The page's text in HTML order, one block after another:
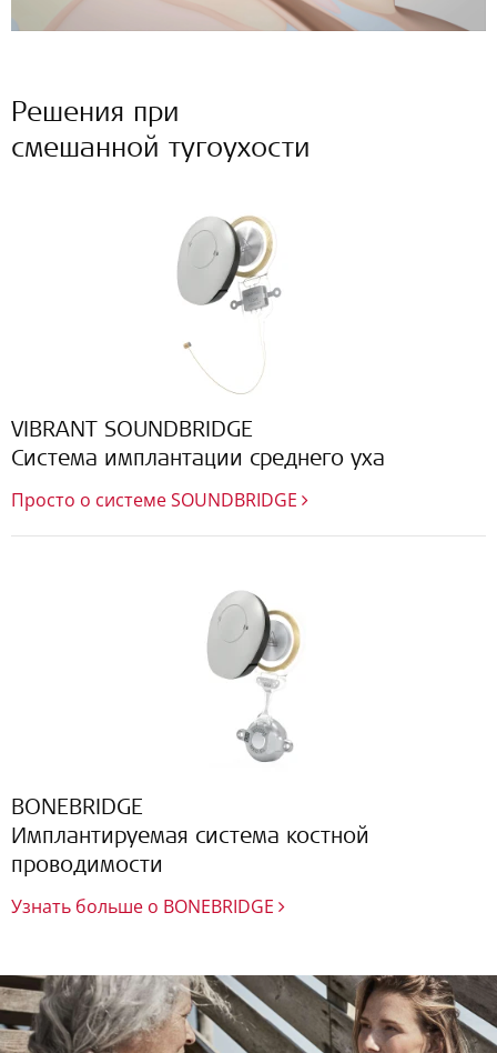
Решения при
смешанной тугоухости
VIBRANT SOUNDBRIDGE
Система имплантации среднего уха
Просто о системе SOUNDBRIDGE
BONEBRIDGE
Имплантируемая система костной
проводимости
Узнать больше о BONEBRIDGE